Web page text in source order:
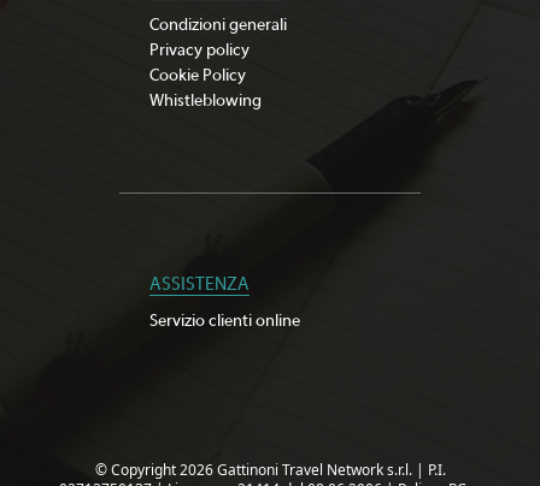
Condizioni generali
Privacy policy
Cookie Policy
Whistleblowing
ASSISTENZA
Servizio clienti online
© Copyright 2026 Gattinoni Travel Network s.r.l. | P.I.